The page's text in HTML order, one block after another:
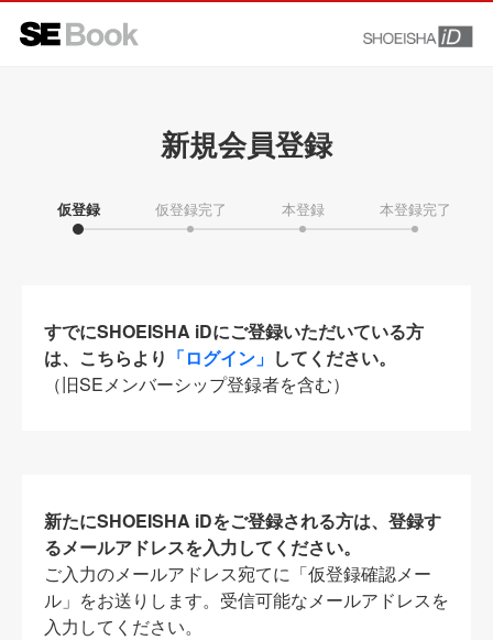
新規会員登録
仮登録 仮登録完了 本登録 本登録完了
すでにSHOEISHA iDにご登録いただいている方
は、こちらより 「ログイン」 してください。
（旧SEメンバーシップ登録者を含む）
新たにSHOEISHA iDをご登録される方は、登録す
るメールアドレスを入力してください。
ご入力のメールアドレス宛てに「仮登録確認メー
ル」をお送りします。受信可能なメールアドレスを
入力してください。